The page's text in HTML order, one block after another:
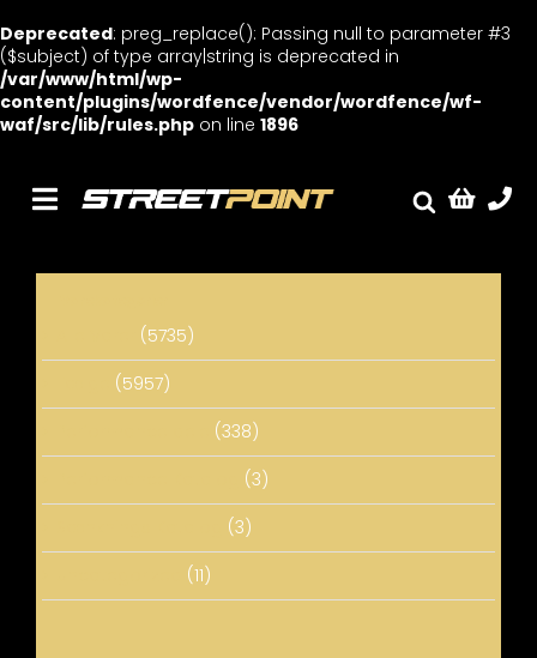
Deprecated: preg_replace(): Passing null to parameter #3
($subject) of type array|string is deprecated in
/var/www/html/wp-
content/plugins/wordfence/vendor/wordfence/wf-
waf/src/lib/rules.php on line 1896
content
Toggle
Sænkning
Ventilrens
Værksted
(5735)
(5957)
(338)
(3)
(3)
(11)